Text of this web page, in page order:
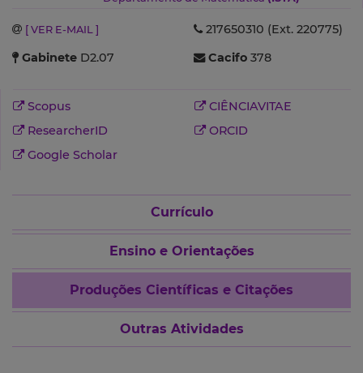
[ VER E-MAIL ]
217650310 (Ext. 220775)
Gabinete D2.07 Cacifo 378
Scopus
CIÊNCIAVITAE
ResearcherID
ORCID
Google Scholar
Currículo
Ensino e Orientações
Produções Científicas e Citações
Outras Atividades